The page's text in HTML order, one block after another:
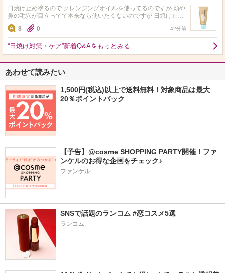
日焼け止め塗るので クレンジングオイルを使ってるのですが 頬や
鼻の毛穴が目立ってて本来なら使いたくないのですが 日焼け止め
が落ちるクレンジングはありますでしょうか… 使ってる日焼け止
め…8 0 42分前
“日焼け対策・ケア”新着Q&Aをもっとみる
あわせて読みたい
1,500円(税込)以上で送料無料！対象商品は最大
20％ポイントバック
【予告】@cosme SHOPPING PARTY開催！ファ
ンケルのお得な企画をチェック♪
ファンケル
SNSで話題のランコム #恋コスメ5選
ランコム